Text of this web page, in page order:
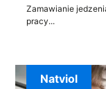
Zamawianie
pracy...
Natviol